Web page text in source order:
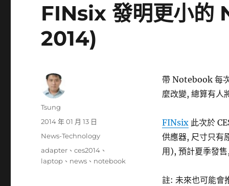
FINsix 發明更小的
2014)
帶 Notebook 每
麼改變, 總算有人
FINsix此次於
供應器, 尺寸只有
用), 預計夏季發
註: 未來也可能會
作
Tsung
發
期:
2014 年 01 月 13 日
分
News-Technology
標
籤
adapter 、ces2014 、
laptop 、 news 、 notebook